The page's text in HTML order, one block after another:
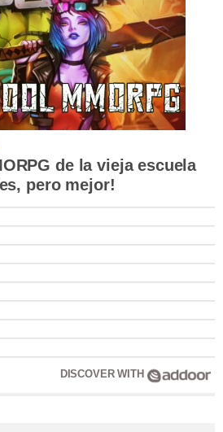
de la vieja escuela
pero mejor!
DISCOVER WITH